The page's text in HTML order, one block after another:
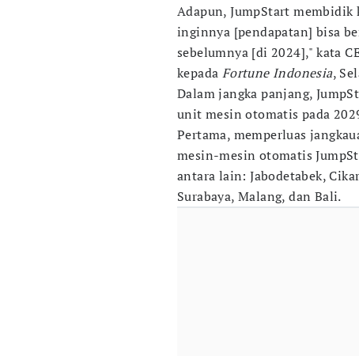
Adapun, JumpStart membidik
inginnya [pendapatan] bisa
sebelumnya [di 2024]," kata
kepada Fortune Indonesia,
Dalam jangka panjang,
unit mesin otomatis pada
Pertama, memperluas
mesin-mesin otomatis
antara lain: Jabodetabek,
Surabaya, Malang, dan Bali.